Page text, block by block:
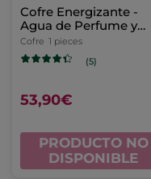
Cofre Energizante -
Agua de Perfume y
Aceite de Masaje -
Essences Botaniques
Cofre 1 pieces
(5)
53,90€
PRODUCTO NO
DISPONIBLE